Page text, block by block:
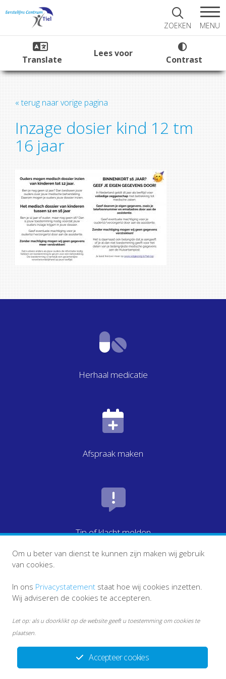
ZOEKEN MENU
Translate
Lees voor
Contrast
« terug naar vorige pagina
Inzage dosier kind 12 tm
16 jaar
Herhaal medicatie
Afspraak maken
Tip of klacht melden
Disclaimer
Accepteer cookies
Om u beter van dienst te kunnen zijn maken wij gebruik
van cookies.
In ons Privacystatement staat hoe wij cookies inzetten.
Wij adviseren de cookies te accepteren.
Let op: als u doorklikt op de website geeft u toestemming om cookies te
plaatsen.